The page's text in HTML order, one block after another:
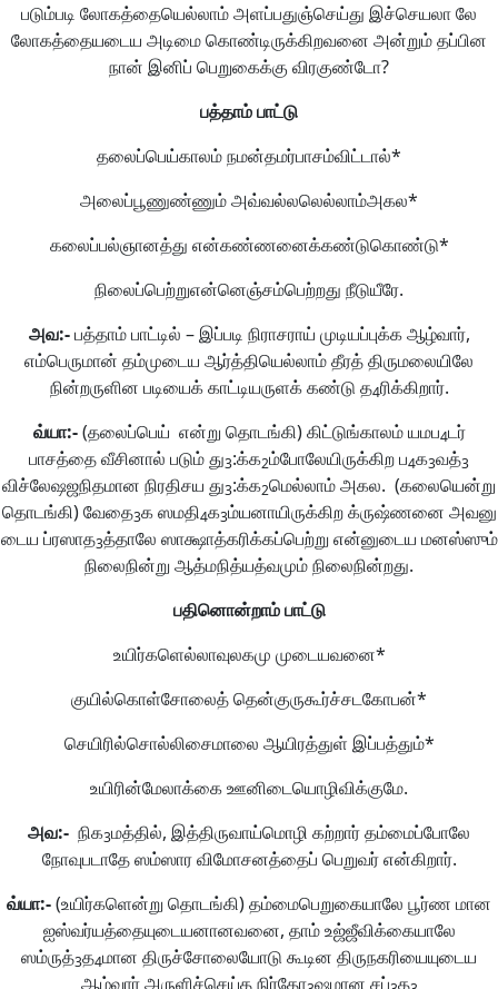
படும்படி லோகத்தையெல்லாம் அளப்பதுஞ்செய்து இச்செயலா லே
லோகத்தையடைய அடிமை கொண்டிருக்கிறவனை அன்றும் தப்பின
நான் இனிப் பெறுகைக்கு விரகுண்டோ?
பத்தாம்பாட்டு
தலைப்பெய்காலம் நமன்தமர்பாசம்விட்டால்*
அலைப்பூணுண்ணும் அவ்வல்லலெல்லாம்அகல*
கலைப்பல்ஞானத்து என்கண்ணனைக்கண்டுகொண்டு*
நிலைப்பெற்றுஎன்னெஞ்சம்பெற்றது நீடுயீரே.
அவ:-பத்தாம் பாட்டில் – இப்படி நிராசராய் முடியப்புக்க ஆழ்வார்,
எம்பெருமான் தம்முடைய ஆர்த்தியெல்லாம் தீரத் திருமலையிலே
நின்றருளின படியைக் காட்டியருளக் கண்டு த4ரிக்கிறார்.
வ்யா:-(தலைப்பெய் என்று தொடங்கி) கிட்டுங்காலம் யமப4டர்
பாசத்தை வீசினால் படும் து3:க்க2ம்போலேயிருக்கிற ப4க3வத்3
விச்லேஷஜநிதமான நிரதிசய து3:க்க2மெல்லாம் அகல. (கலையென்று
தொடங்கி) வேதை3க ஸமதி4க3ம்யனாயிருக்கிற க்ருஷ்ணனை அவனு
டைய ப்ரஸாத3த்தாலே ஸாக்ஷாத்கரிக்கப்பெற்று என்னுடைய மனஸ்ஸும்
நிலைநின்று ஆத்மநித்யத்வமும் நிலைநின்றது.
பதினொன்றாம் பாட்டு
உயிர்களெல்லாவுலகமு முடையவனை*
குயில்கொள்சோலைத் தென்குருகூர்ச்சடகோபன்*
செயிரில்சொல்லிசைமாலை ஆயிரத்துள் இப்பத்தும்*
உயிரின்மேலாக்கை ஊனிடையொழிவிக்குமே.
அவ:- நிக3மத்தில், இத்திருவாய்மொழி கற்றார் தம்மைப்போலே
நோவுபடாதே ஸம்ஸார விமோசனத்தைப் பெறுவர் என்கிறார்.
வ்யா:-(உயிர்களென்று தொடங்கி) தம்மைபெறுகையாலே பூர்ண மான
ஐஸ்வர்யத்தையுடையனானவனை, தாம் உஜ்ஜீவிக்கையாலே
ஸம்ருத்3த4மான திருச்சோலையோடு கூடின திருநகரியையுடைய
ஆழ்வார் அருளிச்செய்த நிர்தோ ஷமான சப் த